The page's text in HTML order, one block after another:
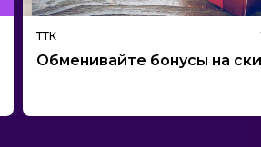
ТТК
Обменивайте бонусы на